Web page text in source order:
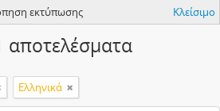
εκτύπωσης Κλείσιμο
αποτελέσματα
Ελληνικά